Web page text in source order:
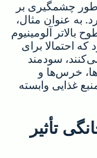
طور چشمگیری بر
به عنوان مثال،
بالاتر آلومینیوم
احتمالا برای
سودمند
خرس‌ها و
غذایی وابسته
تأثیر